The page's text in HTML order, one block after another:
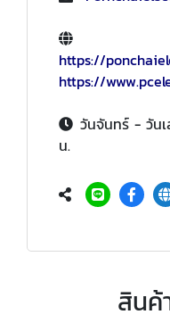
https://
https://
วันจันทร์ - วัน
น.
สินค้